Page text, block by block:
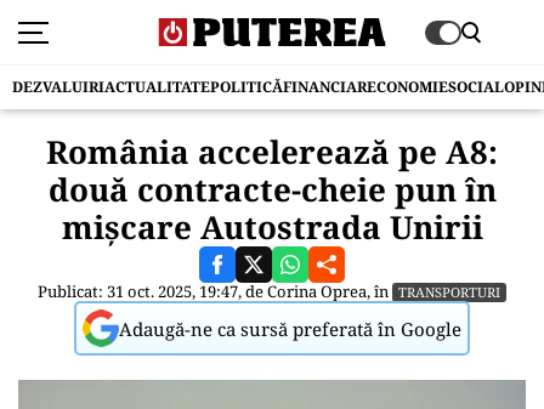
DEZVALUIRIACTUALITATEPOLITICĂFINANCIARECONOMIESOCIAL
România accelerează pe A8:
două contracte-cheie pun în
mișcare Autostrada Unirii
Publicat: 31 oct. 2025, 19:47, deCorina Oprea, în TRANSPORTURI
Adaugă-ne ca sursă preferată în Google